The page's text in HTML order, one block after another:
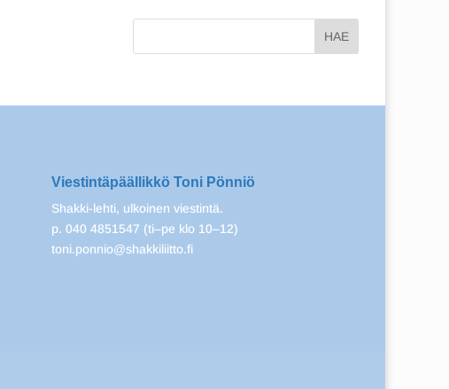
Viestintäpäällikkö Toni Pönniö
Shakki-lehti, ulkoinen viestintä.
p. 040 4851547 (ti–pe klo 10–12)
toni.ponnio@shakkiliitto.fi